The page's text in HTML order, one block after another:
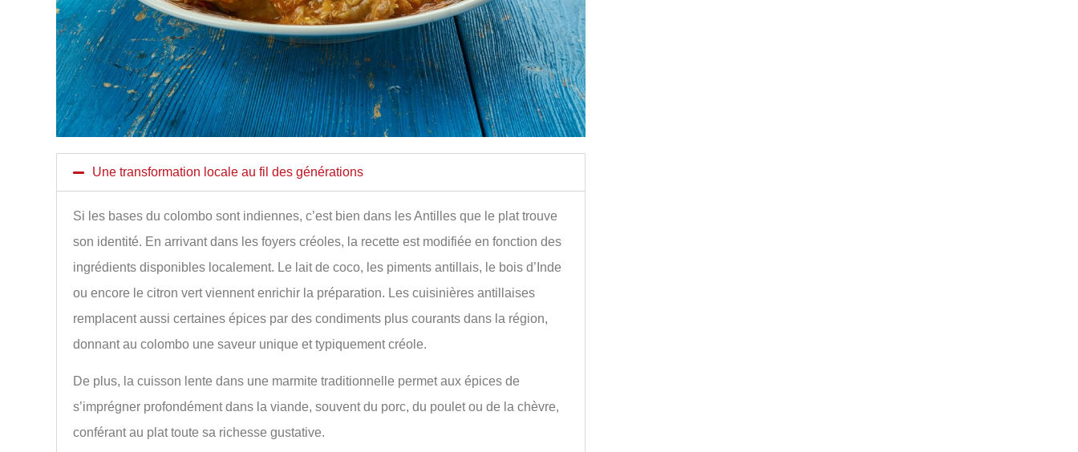
Une transformation locale au fil des générations
Si les bases du colombo sont indiennes, c’est bien dans les Antilles que le plat trouve
son identité. En arrivant dans les foyers créoles, la recette est modifiée en fonction des
ingrédients disponibles localement. Le lait de coco, les piments antillais, le bois d’Inde
ou encore le citron vert viennent enrichir la préparation. Les cuisinières antillaises
remplacent aussi certaines épices par des condiments plus courants dans la région,
donnant au colombo une saveur unique et typiquement créole.
De plus, la cuisson lente dans une marmite traditionnelle permet aux épices de
s’imprégner profondément dans la viande, souvent du porc, du poulet ou de la chèvre,
conférant au plat toute sa richesse gustative.